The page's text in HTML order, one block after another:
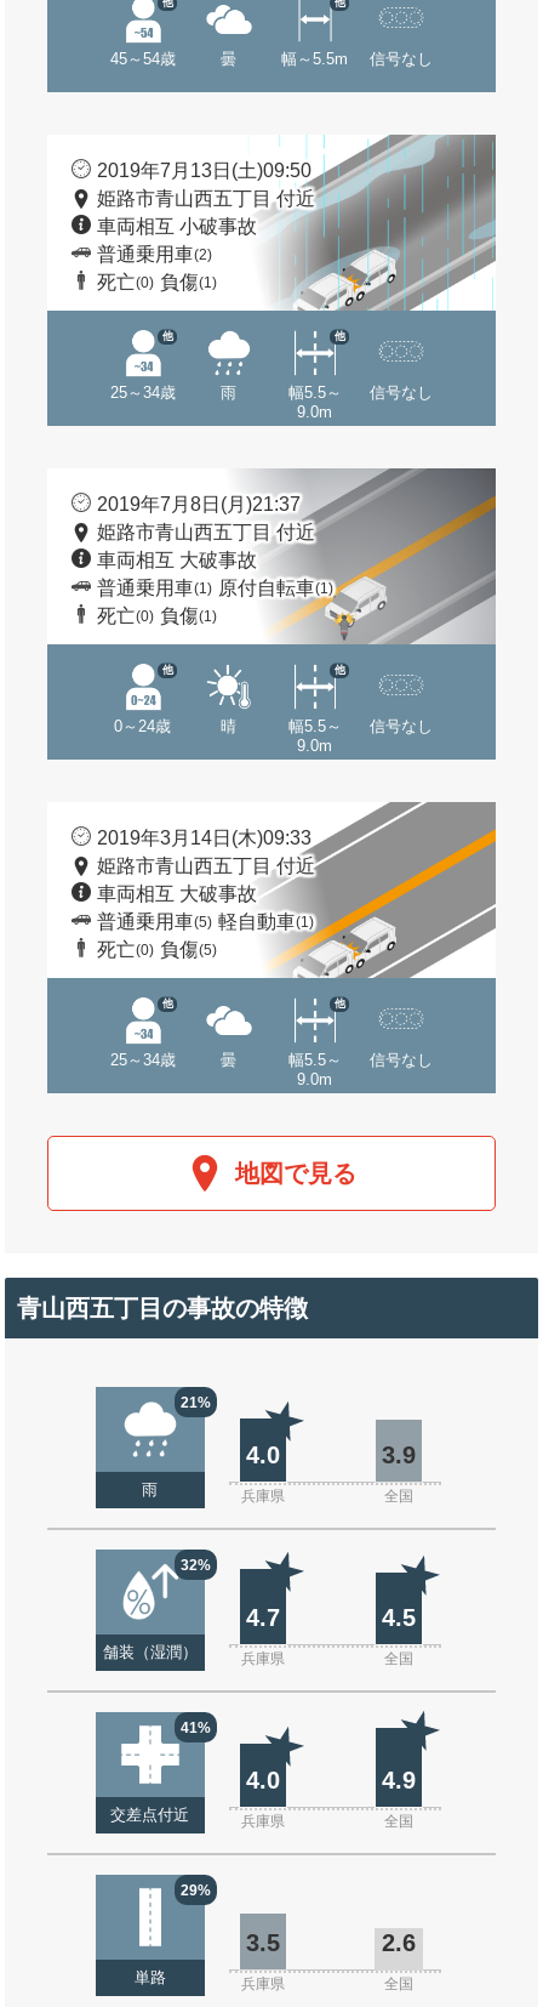
45～54歳
他
曇 幅～5.5m
他
信号なし
2019年7月13日(土)09:50
姫路市青山西五丁目 付近
車両相互 小破事故
普通乗用車(2)
死亡(0) 負傷(1)
25～34歳
他
雨
幅5.5～
9.0m
他
信号なし
2019年7月8日(月)21:37
姫路市青山西五丁目 付近
車両相互 大破事故
普通乗用車(1) 原付自転車(1)
死亡(0) 負傷(1)
0～24歳
他
晴
幅5.5～
9.0m
他
信号なし
2019年3月14日(木)09:33
姫路市青山西五丁目 付近
車両相互 大破事故
普通乗用車(5) 軽自動車(1)
死亡(0) 負傷(5)
25～34歳
他
曇
幅5.5～
9.0m
他
信号なし
地図で見る
青山西五丁目の事故の特徴
21%
雨
4.0 3.9
兵庫県 全国
32%
舗装（湿潤）
4.7 4.5
兵庫県 全国
41%
交差点付近
4.0 4.9
兵庫県 全国
29%
単路
3.5 2.6
兵庫県 全国